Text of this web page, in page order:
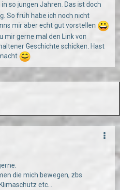
so jungen Jahren. Das ist doch
So früh habe ich noch nicht
mir aber echt gut vorstellen
mir gerne mal den Link von
Geschichte schicken. Hast
die mich bewegen, zbs
etc...